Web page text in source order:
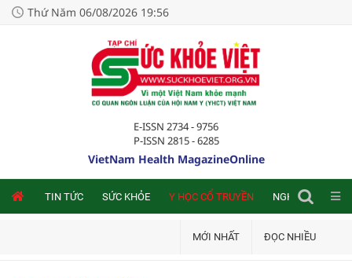
Thứ Năm 06/08/2026 19:56
E-ISSN 2734 - 9756
P-ISSN 2815 - 6285
VietNam Health MagazineOnline
TIN TỨC SỨC KHỎE Y HỌC CỔ TRUYỀN NGHIÊN CỨU
MỚI NHẤT ĐỌC NHIỀU